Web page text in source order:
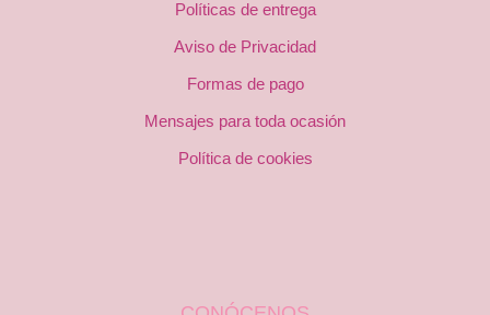
Políticas de entrega
Aviso de Privacidad
Formas de pago
Mensajes para toda ocasión
Política de cookies